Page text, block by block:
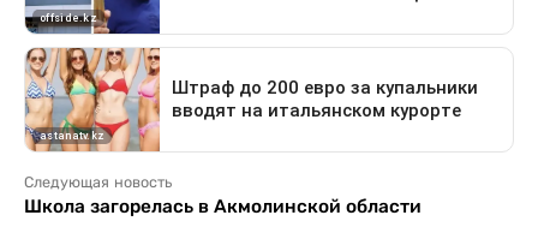
Следующая новость
Школа загорелась в Акмолинской области